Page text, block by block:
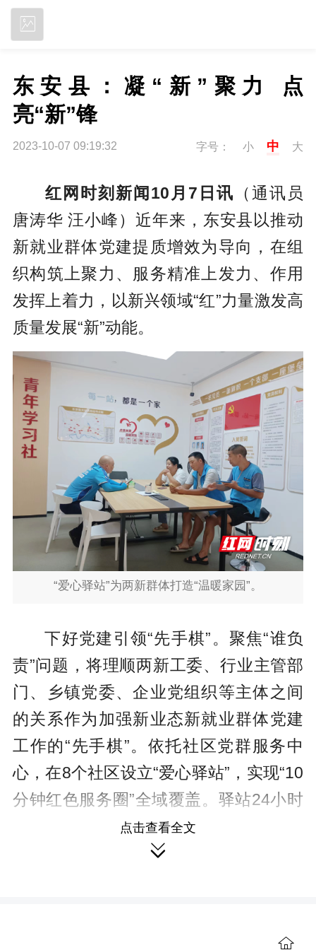
东安县：凝“新”聚力 点
亮“新”锋
2023-10-07 09:19:32 字号： 小 中 大
红网时刻新闻10月7日讯 （通讯员
唐涛华 汪小峰）近年来，东安县以推动
新就业群体党建提质增效为导向，在组
织构筑上聚力、服务精准上发力、作用
发挥上着力，以新兴领域“红”力量激发高
质量发展“新”动能。
“爱心驿站”为两新群体打造“温暖家园”。
下好党建引领“先手棋”。聚焦“谁负
责”问题，将理顺两新工委、行业主管部
门、乡镇党委、企业党组织等主体之间
的关系作为加强新业态新就业群体党建
工作的“先手棋”。依托社区党群服务中
心，在8个社区设立“爱心驿站”，实现“10
分钟红色服务圈”全域覆盖。驿站24小时
免费开放，提供充电、开水、WiFi、阅
读、休息、暖心药包等自助服务设施，
的工作人员提供暖心服务，选派12名党
点击查看全文
